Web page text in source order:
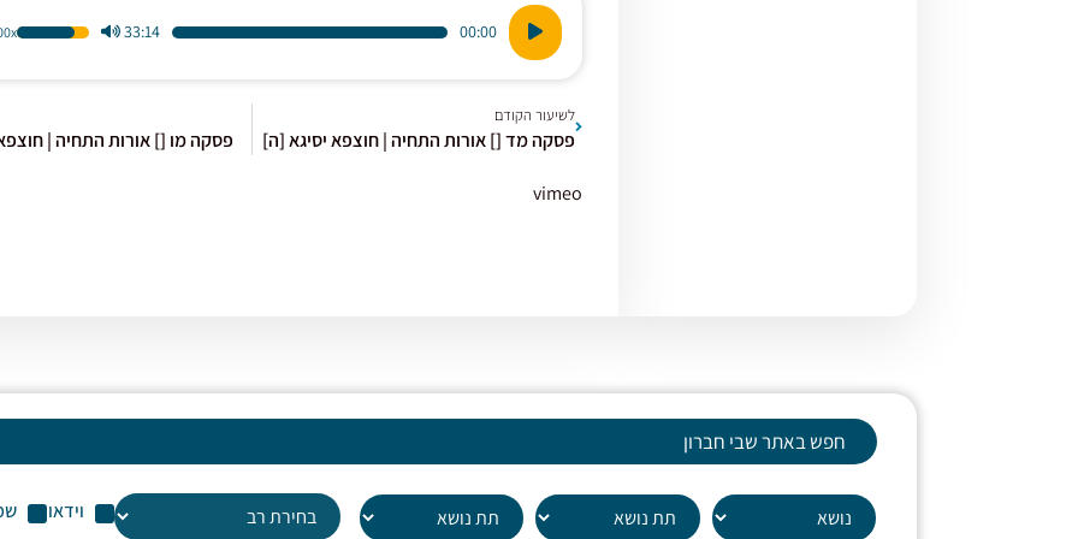
נגן
אודיו
00:00
33:14
1.00x
לשיעור הקודם
פסקה מד [] אורות התחיה | חוצפא יסיגא [ה] פסקה מו [] אורות התחיה |
vimeo
וידאו